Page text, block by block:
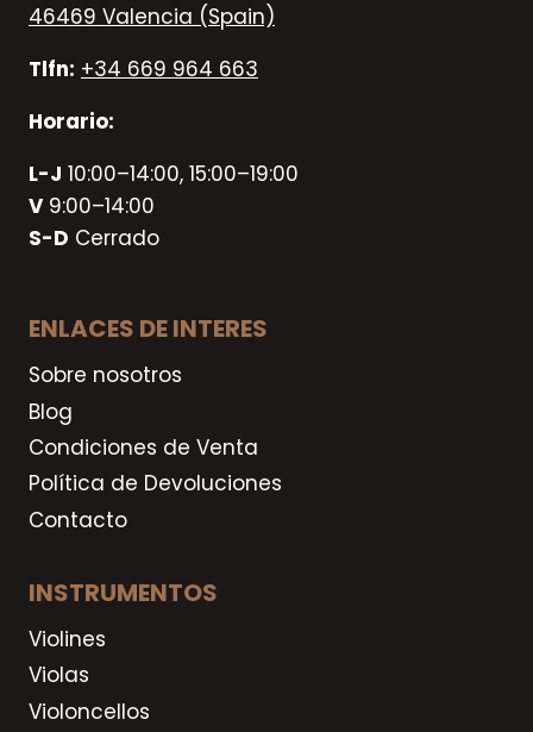
46469 Valencia (Spain)
Tlfn: +34 669 964 663
Horario:
L-J 10:00–14:00, 15:00–19:00
V 9:00–14:00
S-D Cerrado
ENLACES DE INTERES
Sobre nosotros
Blog
Condiciones de Venta
Política de Devoluciones
Contacto
INSTRUMENTOS
Violines
Violas
Violoncellos